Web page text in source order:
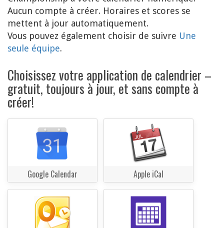
Aucun compte à créer. Horaires et scores se
mettent à jour automatiquement.
Vous pouvez également choisir de suivre Une
seule équipe.
Choisissez votre application de calendrier –
gratuit, toujours à jour, et sans compte à
créer!
Google Calendar Apple iCal